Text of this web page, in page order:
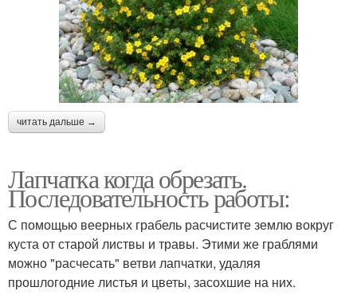
читать дальше →
Лапчатка когда обрезать.
Последовательность работы:
С помощью веерных грабель расчистите землю вокруг
куста от старой листвы и травы. Этими же граблями
можно "расчесать" ветви лапчатки, удаляя
прошлогодние листья и цветы, засохшие на них.